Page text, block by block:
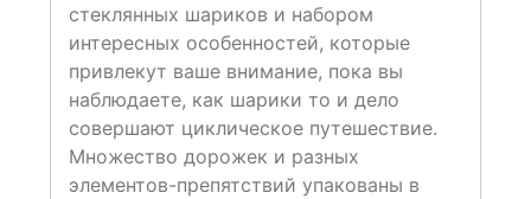
стеклянных шариков и набором
интересных особенностей, которые
привлекут ваше внимание, пока вы
наблюдаете, как шарики то и дело
совершают циклическое путешествие.
Множество дорожек и разных
элементов-препятствий упакованы в